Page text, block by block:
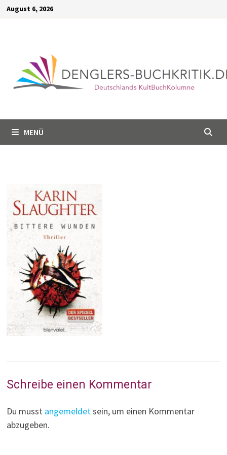
springen
Zum
Inhalt
August 6, 2026
MENÜ
Schreibe einen Kommentar
Du musst angemeldetsein, um einen Kommentar
abzugeben.